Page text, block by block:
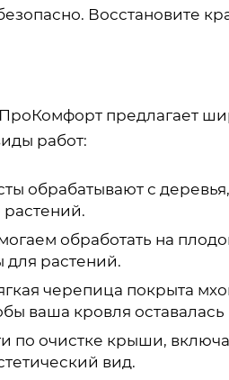
Восстановите
предлагает
работ:
обрабатывают с
обработать на
растений.
черепица покрыта
ваша кровля
по очистке крыши,
вид.